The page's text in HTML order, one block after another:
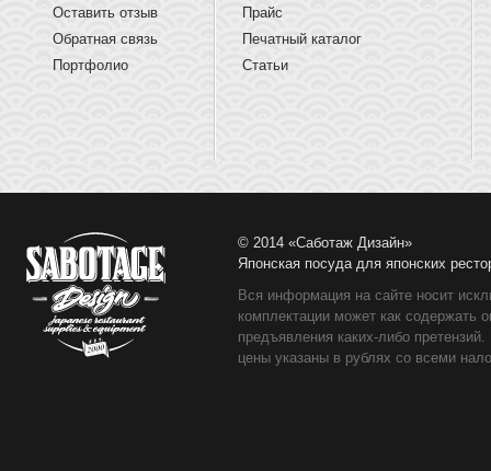
Оставить отзыв
Обратная связь
Портфолио
Прайс
Печатный каталог
Статьи
© 2014 «Саботаж Дизайн»
Японская посуда для японских
Вся информация на сайте носит
комплектации может как содержать
предъявления каких-либо
цены указаны в рублях со всеми